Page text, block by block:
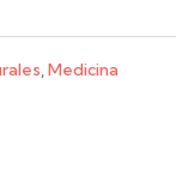
,Medicina